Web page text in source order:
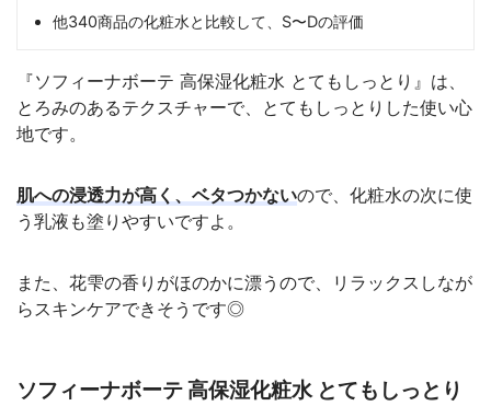
他340商品の化粧水と比較して、S〜Dの評価
『ソフィーナボーテ 高保湿化粧水 とてもしっとり』は、
とろみのあるテクスチャーで、とてもしっとりした使い心
地です。
肌への浸透力が高く、ベタつかないので、化粧水の次に使
う乳液も塗りやすいですよ。
また、花雫の香りがほのかに漂うので、リラックスしなが
らスキンケアできそうです◎
ソフィーナボーテ 高保湿化粧水 とてもしっとり